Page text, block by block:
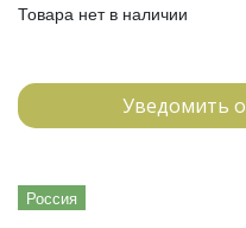
Товара нет в наличии
Уведомить
Россия